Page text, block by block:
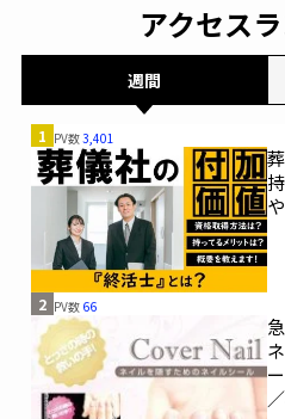
株式会社綾川葬祭 平安
防長互助センター
大阪祭典
ナカタケ株式会社 株式
クオーレ平安 愛昇殿
株式会社あいネット 防
あいネットホール サン
東京博善 玉姫グループ
アクセス
週間
1 PV数3,401
2 PV数 66